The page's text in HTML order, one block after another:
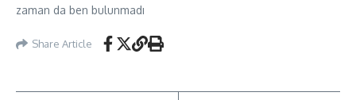
zaman da ben bulunmadı
Share Article